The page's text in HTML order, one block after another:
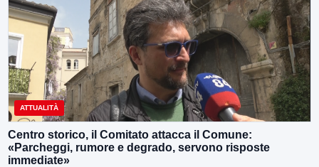
ATTUALITÀ
Centro storico, il Comitato attacca il Comune:
«Parcheggi, rumore e degrado, servono risposte
immediate»